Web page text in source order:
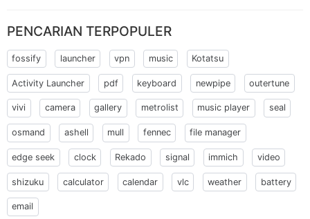
PENCARIAN TERPOPULER
fossify launcher vpn music Kotatsu
Activity Launcher pdf keyboard newpipe outertune
vivi camera gallery metrolist music player seal
osmand ashell mull fennec file manager
edge seek clock Rekado signal immich video
shizuku calculator calendar vlc weather battery
email